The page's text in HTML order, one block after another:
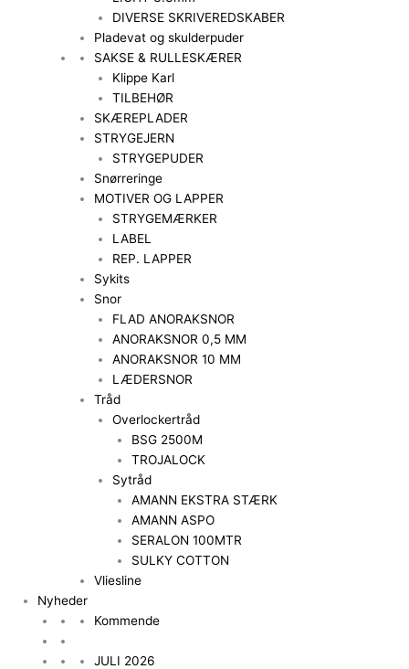
DIVERSE SKRIVEREDSKABER
Pladevat og skulderpuder
SAKSE & RULLESKÆRER
Klippe Karl
TILBEHØR
SKÆREPLADER
STRYGEJERN
STRYGEPUDER
Snørreringe
MOTIVER OG LAPPER
STRYGEMÆRKER
LABEL
REP. LAPPER
Sykits
Snor
FLAD ANORAKSNOR
ANORAKSNOR 0,5 MM
ANORAKSNOR 10 MM
LÆDERSNOR
Tråd
Overlockertråd
BSG 2500M
TROJALOCK
Sytråd
AMANN EKSTRA STÆRK
AMANN ASPO
SERALON 100MTR
SULKY COTTON
Vliesline
Nyheder
Kommende
JULI 2026